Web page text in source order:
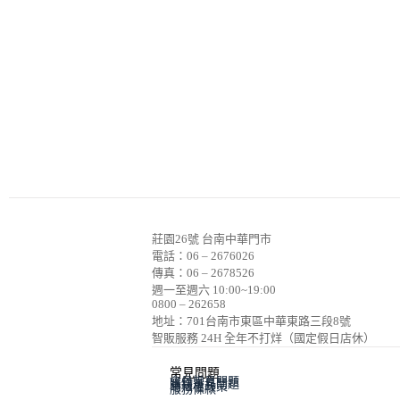
莊園26號 台南中華門市
電話：06 – 2676026
傳真：06 – 2678526
週一至週六 10:00~19:00
0800 – 262658
地址：701台南市東區中華東路三段8號
智販服務 24H 全年不打烊（國定假日店休）
常見問題
會員常見問題
購物常見問題
隱私權政策
服務條款